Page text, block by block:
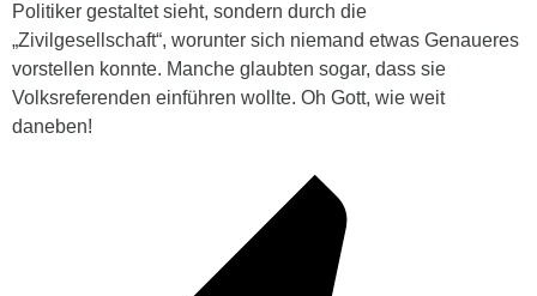
Politiker gestaltet sieht, sondern durch die
„Zivilgesellschaft“, worunter sich niemand etwas Genaueres
vorstellen konnte. Manche glaubten sogar, dass sie
Volksreferenden einführen wollte. Oh Gott, wie weit
daneben!